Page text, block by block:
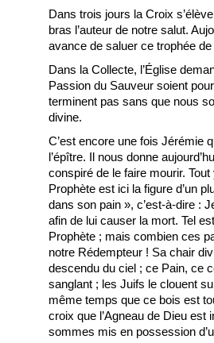
Dans trois jours la Croix
bras l’auteur de notre salut.
avance de saluer ce trophée
Dans la Collecte, l’Église
Passion du Sauveur soient
terminent pas sans que nous
divine.
C’est encore une fois Jérémie
l’épître. Il nous donne
conspiré de le faire mourir.
Prophète est ici la figure d’un
dans son pain », c’est-à-dire :
afin de lui causer la mort. Tel
Prophète ; mais combien ces
notre Rédempteur ! Sa chair
descendu du ciel ; ce Pain, ce
sanglant ; les Juifs le clouent
même temps que ce bois est
croix que l’Agneau de Dieu est
sommes mis en possession